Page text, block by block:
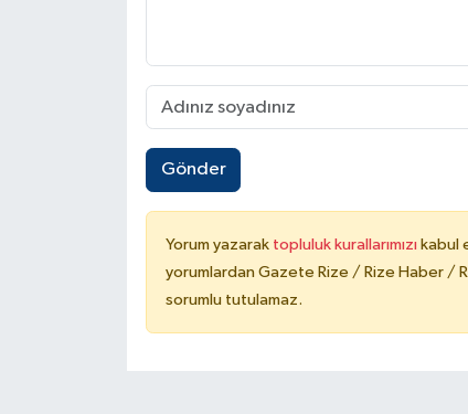
Gönder
Yorum yazarak topluluk kurallarımızı kabul
yorumlardan Gazete Rize / Rize Haber /
sorumlu tutulamaz.